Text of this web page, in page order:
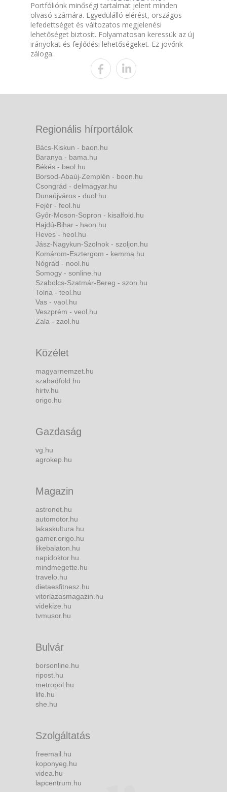
Portfóliónk minőségi tartalmat jelent minden
olvasó számára. Egyedülálló elérést, országos
lefedettséget és változatos megjelenési
lehetőséget biztosít. Folyamatosan keressük az új
irányokat és fejlődési lehetőségeket. Ez jövőnk
záloga.
Regionális hírportálok
Bács-Kiskun - baon.hu
Baranya - bama.hu
Békés - beol.hu
Borsod-Abaúj-Zemplén - boon.hu
Csongrád - delmagyar.hu
Dunaújváros - duol.hu
Fejér - feol.hu
Győr-Moson-Sopron - kisalfold.hu
Hajdú-Bihar - haon.hu
Heves - heol.hu
Jász-Nagykun-Szolnok - szoljon.hu
Komárom-Esztergom - kemma.hu
Nógrád - nool.hu
Somogy - sonline.hu
Szabolcs-Szatmár-Bereg - szon.hu
Tolna - teol.hu
Vas - vaol.hu
Veszprém - veol.hu
Zala - zaol.hu
Közélet
magyarnemzet.hu
szabadfold.hu
hirtv.hu
origo.hu
Gazdaság
vg.hu
agrokep.hu
Magazin
astronet.hu
automotor.hu
lakaskultura.hu
gamer.origo.hu
likebalaton.hu
napidoktor.hu
mindmegette.hu
travelo.hu
dietaesfitnesz.hu
vitorlazasmagazin.hu
videkize.hu
tvmusor.hu
Bulvár
borsonline.hu
ripost.hu
metropol.hu
life.hu
she.hu
Szolgáltatás
freemail.hu
koponyeg.hu
videa.hu
lapcentrum.hu